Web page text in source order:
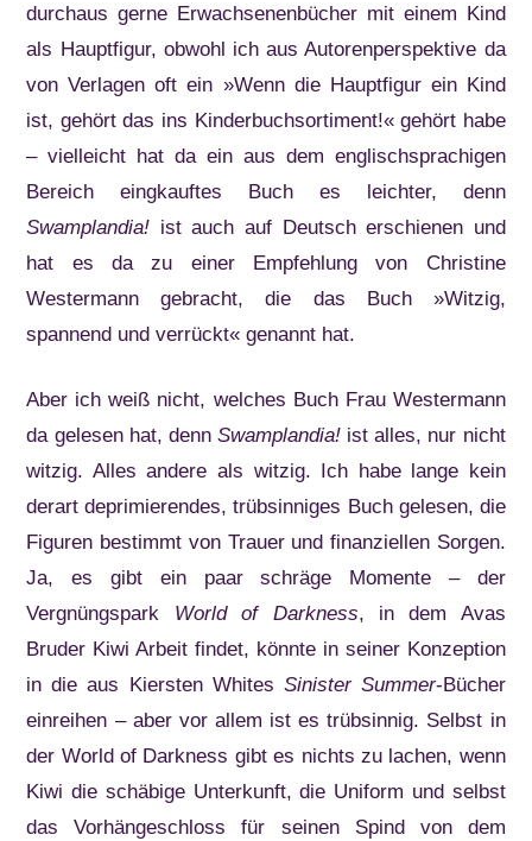
durchaus gerne Erwachsenenbücher mit einem Kind
als Hauptfigur, obwohl ich aus Autorenperspektive da
von Verlagen oft ein »Wenn die Hauptfigur ein Kind
ist, gehört das ins Kinderbuchsortiment!« gehört habe
– vielleicht hat da ein aus dem englischsprachigen
Bereich eingkauftes Buch es leichter, denn
Swamplandia! ist auch auf Deutsch erschienen und
hat es da zu einer Empfehlung von Christine
Westermann gebracht, die das Buch »Witzig,
spannend und verrückt« genannt hat.
Aber ich weiß nicht, welches Buch Frau Westermann
da gelesen hat, denn Swamplandia! ist alles, nur nicht
witzig. Alles andere als witzig. Ich habe lange kein
derart deprimierendes, trübsinniges Buch gelesen, die
Figuren bestimmt von Trauer und finanziellen Sorgen.
Ja, es gibt ein paar schräge Momente – der
Vergnüngspark World of Darkness, in dem Avas
Bruder Kiwi Arbeit findet, könnte in seiner Konzeption
in die aus Kiersten Whites Sinister Summer-Bücher
einreihen – aber vor allem ist es trübsinnig. Selbst in
der World of Darkness gibt es nichts zu lachen, wenn
Kiwi die schäbige Unterkunft, die Uniform und selbst
das Vorhängeschloss für seinen Spind von dem